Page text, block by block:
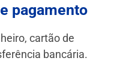
pagamento
cartão de
bancária.